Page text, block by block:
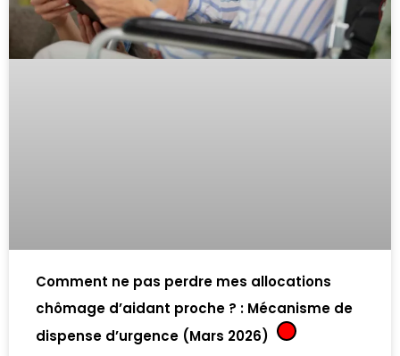
Comment ne pas perdre mes allocations
chômage d’aidant proche ? : Mécanisme de
dispense d’urgence (Mars 2026)